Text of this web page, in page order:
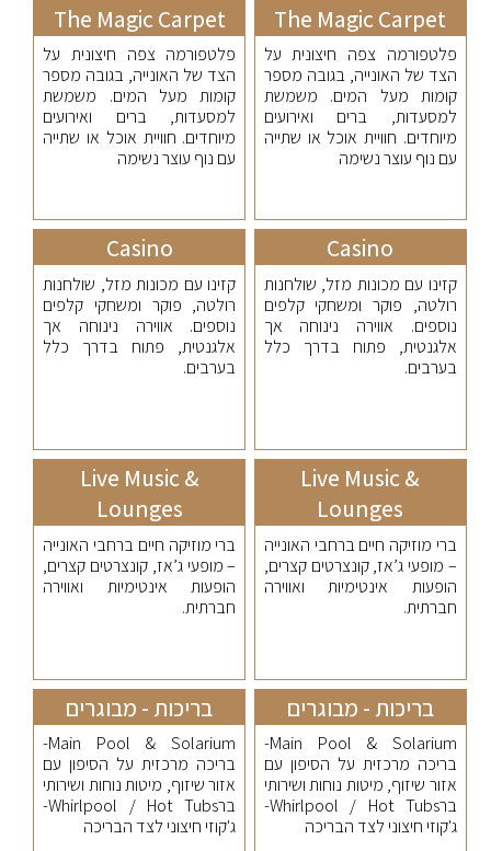
The Magic Carpet
פלטפורמה צפה חיצונית על
הצד של האונייה, בגובה מספר
קומות מעל המים. משמשת
למסעדות, ברים ואירועים
מיוחדים. חוויית אוכל או שתייה
עם נוף עוצר נשימה
The Magic Carpet
פלטפורמה צפה חיצונית על
הצד של האונייה, בגובה מספר
קומות מעל המים. משמשת
למסעדות, ברים ואירועים
מיוחדים. חוויית אוכל או שתייה
עם נוף עוצר נשימה
Casino
קזינו עם מכונות מזל, שולחנות
רולטה, פוקר ומשחקי קלפים
נוספים. אווירה נינוחה אך
אלגנטית, פתוח בדרך כלל
בערבים.
Casino
קזינו עם מכונות מזל, שולחנות
רולטה, פוקר ומשחקי קלפים
נוספים. אווירה נינוחה אך
אלגנטית, פתוח בדרך כלל
בערבים.
Live Music &
Lounges
ברי מוזיקה חיים ברחבי האונייה
– מופעי ג’אז, קונצרטים קצרים,
הופעות אינטימיות ואווירה
חברתית.
Live Music &
Lounges
ברי מוזיקה חיים ברחבי האונייה
– מופעי ג’אז, קונצרטים קצרים,
הופעות אינטימיות ואווירה
חברתית.
בריכות - מבוגרים
Main Pool & Solarium-
בריכה מרכזית על הסיפון עם
אזור שיזוף, מיטות נוחות ושירותי
ברWhirlpool / Hot Tubs-
ג'קוזי חיצוני לצד הבריכה
בריכות - מבוגרים
Main Pool & Solarium-
בריכה מרכזית על הסיפון עם
אזור שיזוף, מיטות נוחות ושירותי
ברWhirlpool / Hot Tubs-
ג'קוזי חיצוני לצד הבריכה